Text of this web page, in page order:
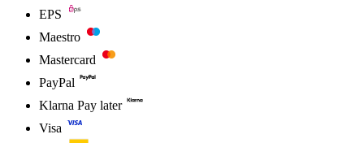
EPS
Maestro
Mastercard
PayPal
Klarna Pay later
Visa